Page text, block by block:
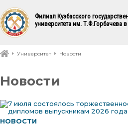
Филиал Кузбасского
университета им. Т.Ф.Горбачева
Университет Новости
Новости
НОВОСТИ